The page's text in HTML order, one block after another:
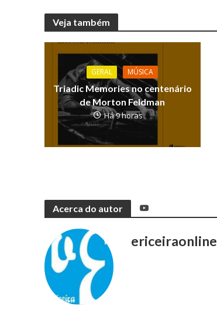
Veja também
GERAL MÚSICA
Triadic Memories no centenário
de Morton Feldman
Há 9 horas
Acerca do autor
ericeiraonline